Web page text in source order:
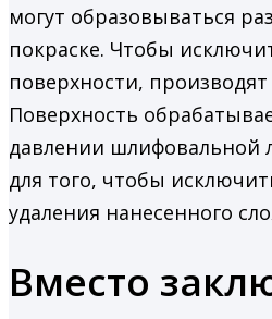
могут образовываться
покраске. Чтобы
поверхности,
Поверхность
давлении шлифовальной
для того, чтобы
удаления нанесенного
Вместо